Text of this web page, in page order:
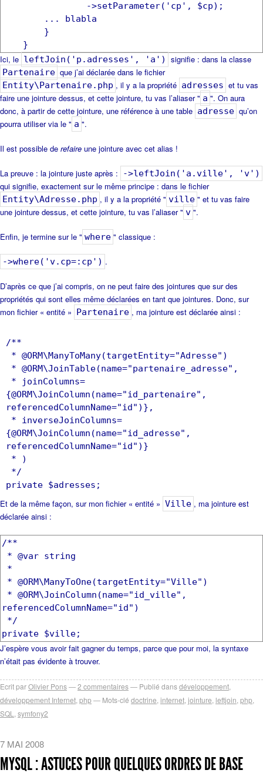
->setParameter('cp', $cp);
... blabla
}
}
Ici, le leftJoin('p.adresses', 'a') signifie : dans la classe
Partenaire que j’ai déclarée dans le fichier
Entity\Partenaire.php , il y a la propriété adresses et tu vas
faire une jointure dessus, et cette jointure, tu vas l’aliaser " a ". On aura
donc, à partir de cette jointure, une référence à une table adresse qu’on
pourra utiliser via le " a ".
Il est possible de refaire une jointure avec cet alias !
La preuve : la jointure juste après : ->leftJoin('a.ville', 'v')
qui signifie, exactement sur le même principe : dans le fichier
Entity\Adresse.php , il y a la propriété " ville " et tu vas faire
une jointure dessus, et cette jointure, tu vas l’aliaser " v ".
Enfin, je termine sur le " where " classique :
->where('v.cp=:cp') .
D’après ce que j’ai compris, on ne peut faire des jointures que sur des
propriétés qui sont elles même déclarées en tant que jointures. Donc, sur
mon fichier « entité » Partenaire , ma jointure est déclarée ainsi :
/**
* @ORM\ManyToMany(targetEntity="Adresse")
* @ORM\JoinTable(name="partenaire_adresse",
* joinColumns=
{@ORM\JoinColumn(name="id_partenaire",
referencedColumnName="id")},
* inverseJoinColumns=
{@ORM\JoinColumn(name="id_adresse",
referencedColumnName="id")}
* )
*/
private $adresses;
Et de la même façon, sur mon fichier « entité » Ville , ma jointure est
déclarée ainsi :
/**
* @var string
*
* @ORM\ManyToOne(targetEntity="Ville")
* @ORM\JoinColumn(name="id_ville",
referencedColumnName="id")
*/
private $ville;
J’espère vous avoir fait gagner du temps, parce que pour moi, la syntaxe
n’était pas évidente à trouver.
Ecrit parOlivier Pons 2 commentaires Publié dansdéveloppement
développement Internet php Mots-clé doctrine internet jointure leftjoin php
SQL
symfony2
7 MAI 2008
MYSQL : ASTUCES POUR QUELQUES ORDRES DE BASE